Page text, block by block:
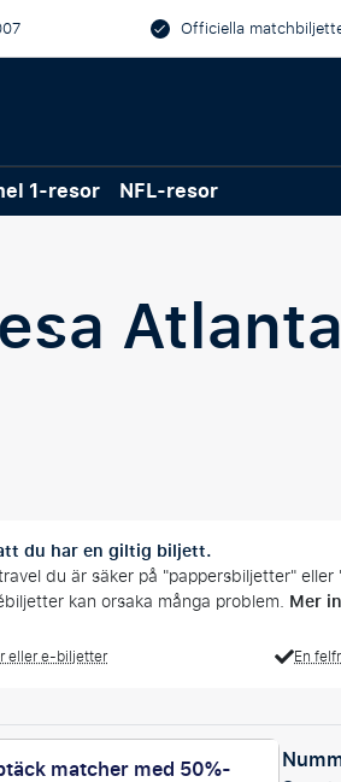
Officiella
1-resor NFL-resor
du har en giltig biljett.
du är säker på "pappersbiljetter"
kan orsaka många problem. Mer
eller e-biljetter En
matcher med 50%-